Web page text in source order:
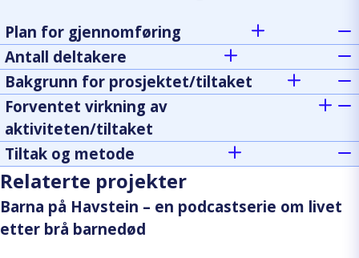
Plan for gjennomføring
Antall deltakere
Bakgrunn for prosjektet/tiltaket
Forventet virkning av
aktiviteten/tiltaket
Tiltak og metode
Relaterte projekter
Barna på Havstein – en podcastserie om livet
etter brå barnedød